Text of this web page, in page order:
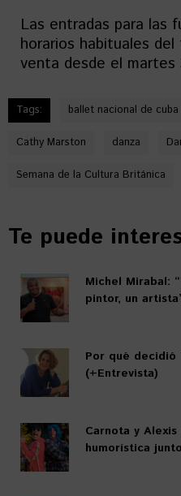
Las entradas para las
horarios habituales
venta desde el martes
Tags: ballet nacional de cuba
Cathy Marston danza
Semana de la Cultura Británica
Te puede
Michel Mirabal:
pintor, un
Por qué decidió
(+Entrevista)
Carnota y
humorística